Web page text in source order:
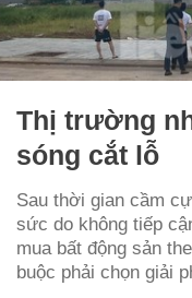
Thị trường
sóng cắt lỗ
Sau thời gian cầm
sức do không tiếp
mua bất động sản
buộc phải chọn giải